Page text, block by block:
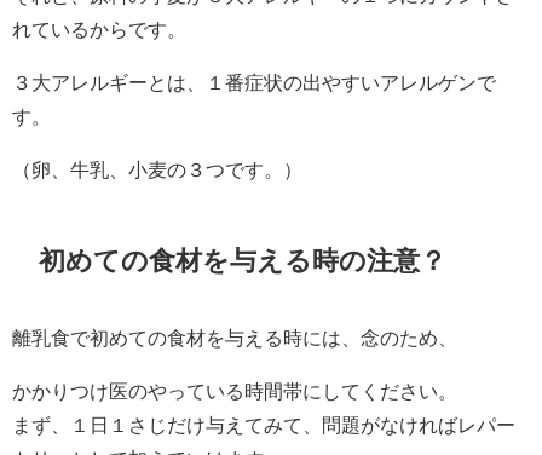
れているからです。
３大アレルギーとは、１番症状の出やすいアレルゲンで
す。
（卵、牛乳、小麦の３つです。）
初めての食材を与える時の注意？
離乳食で初めての食材を与える時には、念のため、
かかりつけ医のやっている時間帯にしてください。
まず、１日１さじだけ与えてみて、問題がなければレパー